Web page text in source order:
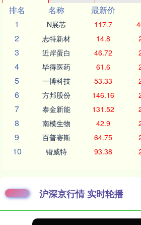
排名
名称 最新价
1
N展芯 117.7
2 志特新材 14.8
3 近岸蛋白 46.72
4 毕得医药 61.6
5 一博科技 53.33
6 方邦股份 146.16
7 泰金新能 131.52
8 南模生物 42.9
9 百普赛斯 64.75
10 锴威特 93.38
沪深京行情 实时轮播